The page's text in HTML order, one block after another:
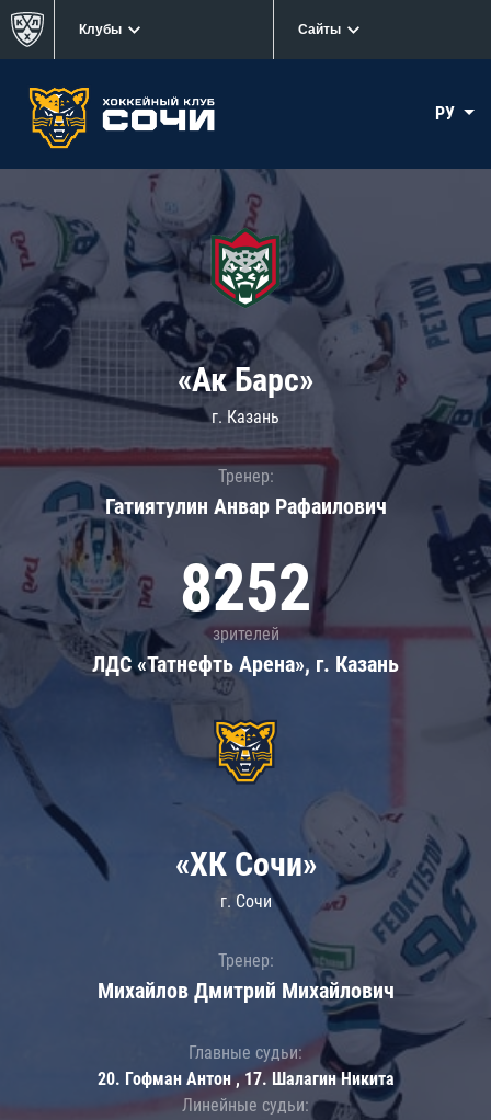
Клубы Сайты
РУ
«Ак Барс»
г. Казань
Тренер:
Гатиятулин Анвар Рафаилович
8252
зрителей
ЛДС «Татнефть Арена», г. Казань
«ХК Сочи»
г. Сочи
Тренер:
Михайлов Дмитрий Михайлович
Главные судьи:
20. Гофман Антон , 17. Шалагин Никита
Линейные судьи: